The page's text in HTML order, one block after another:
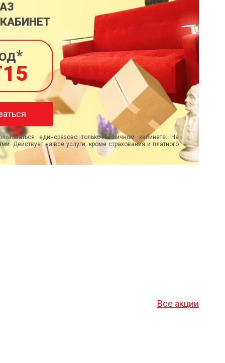
единоразово только в личном кабинете. Не
Действует на все услуги, кроме страхования и платного
Все акции